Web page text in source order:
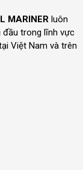
MARINER luôn
đầu trong lĩnh vực
Việt Nam và trên